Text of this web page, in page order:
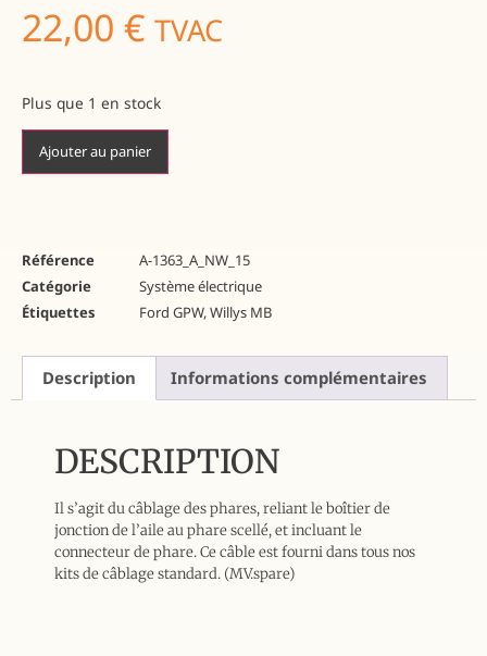
22,00 € TVAC
Plus que 1 en stock
Ajouter au panier
Référence
A-1363_A_NW_15
Catégorie
Système électrique
Étiquettes
Ford GPW,Willys MB
Description Informations complémentaires
DESCRIPTION
Il s’agit du câblage des phares, reliant le boîtier de
jonction de l’aile au phare scellé, et incluant le
connecteur de phare. Ce câble est fourni dans tous nos
kits de câblage standard. (MV.spare)